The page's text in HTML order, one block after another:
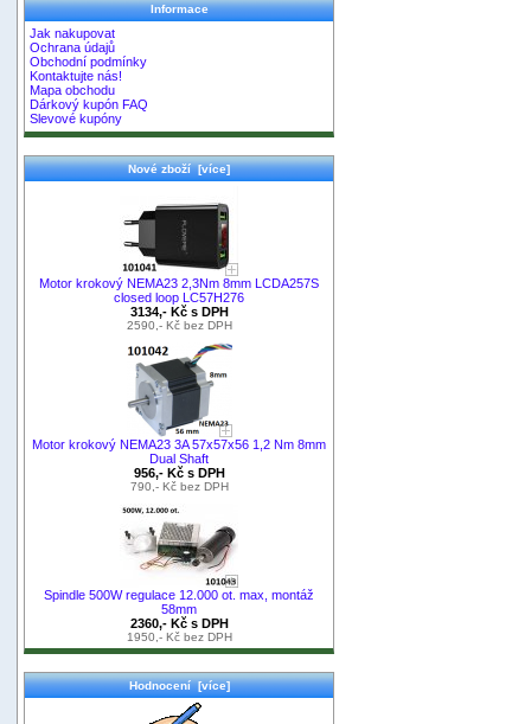
Informace
Jak nakupovat
Ochrana údajů
Obchodní podmínky
Kontaktujte nás!
Mapa obchodu
Dárkový kupón FAQ
Slevové kupóny
Nové zboží [více]
Motor krokový NEMA23 2,3Nm 8mm LCDA257S
closed loop LC57H276
3134,- Kč s DPH
2590,- Kč bez DPH
Motor krokový NEMA23 3A 57x57x56 1,2 Nm 8mm
Dual Shaft
956,- Kč s DPH
790,- Kč bez DPH
Spindle 500W regulace 12.000 ot. max, montáž
58mm
2360,- Kč s DPH
1950,- Kč bez DPH
Hodnocení [více]